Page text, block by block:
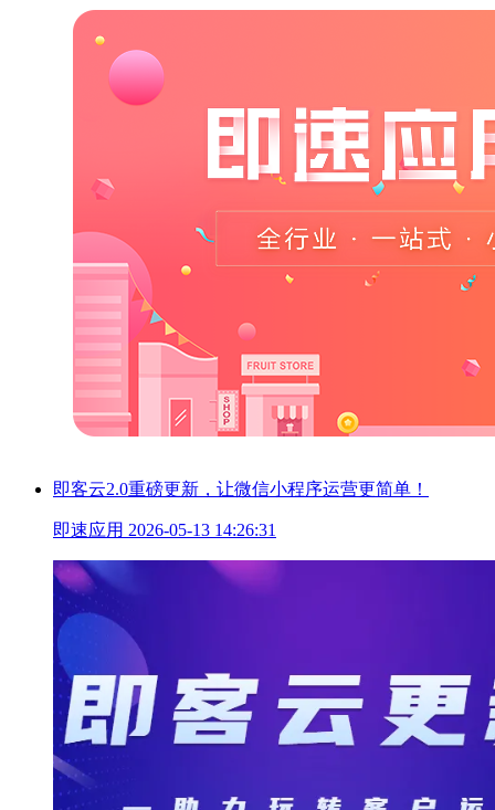
即客云2.0重磅更新，让微信小程序运营更简单！
即速应用 2026-05-13 14:26:31